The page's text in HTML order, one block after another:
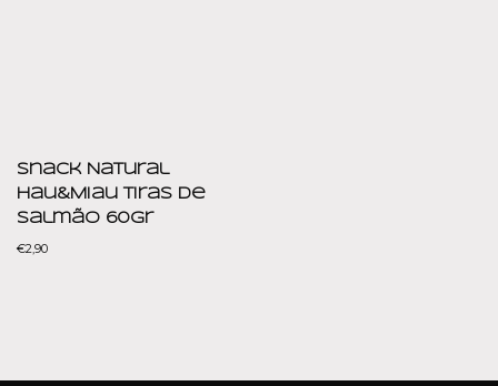
Snack Natural
Hau&Miau Tiras de
Salmão 60gr
€2,90